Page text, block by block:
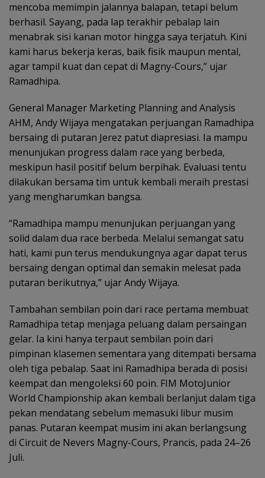
mencoba memimpin jalannya balapan, tetapi belum
berhasil. Sayang, pada lap terakhir pebalap lain
menabrak sisi kanan motor hingga saya terjatuh. Kini
kami harus bekerja keras, baik fisik maupun mental,
agar tampil kuat dan cepat di Magny-Cours,” ujar
Ramadhipa.
General Manager Marketing Planning and Analysis
AHM, Andy Wijaya mengatakan perjuangan Ramadhipa
bersaing di putaran Jerez patut diapresiasi. Ia mampu
menunjukan progress dalam race yang berbeda,
meskipun hasil positif belum berpihak. Evaluasi tentu
dilakukan bersama tim untuk kembali meraih prestasi
yang mengharumkan bangsa.
“Ramadhipa mampu menunjukan perjuangan yang
solid dalam dua race berbeda. Melalui semangat satu
hati, kami pun terus mendukungnya agar dapat terus
bersaing dengan optimal dan semakin melesat pada
putaran berikutnya,” ujar Andy Wijaya.
Tambahan sembilan poin dari race pertama membuat
Ramadhipa tetap menjaga peluang dalam persaingan
gelar. Ia kini hanya terpaut sembilan poin dari
pimpinan klasemen sementara yang ditempati bersama
oleh tiga pebalap. Saat ini Ramadhipa berada di posisi
keempat dan mengoleksi 60 poin. FIM MotoJunior
World Championship akan kembali berlanjut dalam tiga
pekan mendatang sebelum memasuki libur musim
panas. Putaran keempat musim ini akan berlangsung
di Circuit de Nevers Magny-Cours, Prancis, pada 24–26
Juli.